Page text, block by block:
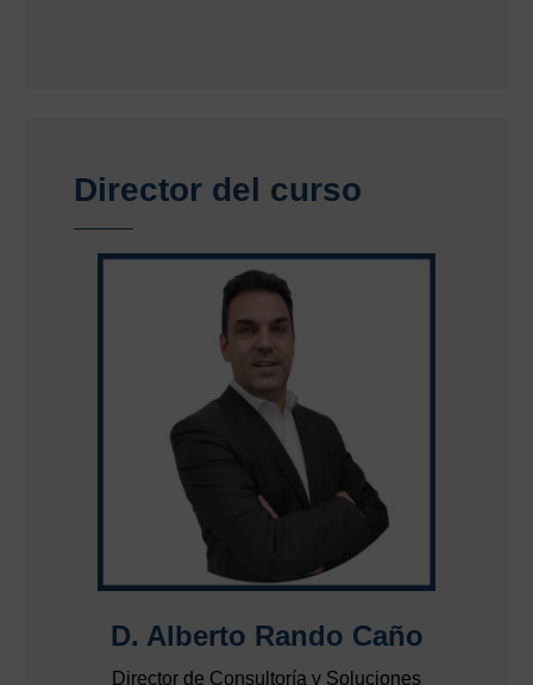
Director del curso
D. Alberto Rando Caño
Director de Consultoría y Soluciones